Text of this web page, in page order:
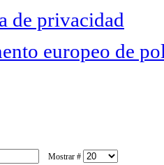
de privacidad
europeo de
Mostrar #